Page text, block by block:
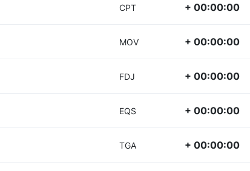
CPT + 00:00:00
MOV + 00:00:00
FDJ + 00:00:00
EQS + 00:00:00
TGA + 00:00:00